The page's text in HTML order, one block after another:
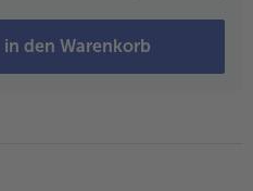
in den Warenkorb